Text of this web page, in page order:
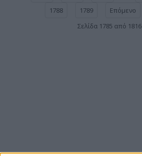
1788
1789 Επόμενο
Σελίδα 1785 από 1816